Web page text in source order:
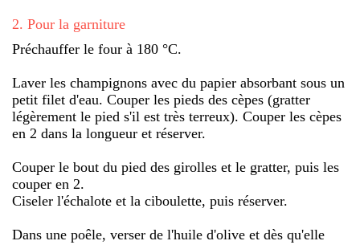
2. Pour la garniture
Préchauffer le four à 180 °C.
Laver les champignons avec du papier absorbant sous un
petit filet d'eau. Couper les pieds des cèpes (gratter
légèrement le pied s'il est très terreux). Couper les cèpes
en 2 dans la longueur et réserver.
Couper le bout du pied des girolles et le gratter, puis les
couper en 2.
Ciseler l'échalote et la ciboulette, puis réserver.
Dans une poêle, verser de l'huile d'olive et dès qu'elle